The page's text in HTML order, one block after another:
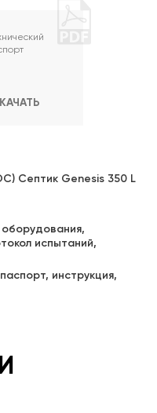
Септик Genesis 350 L
испытаний,
инструкция,